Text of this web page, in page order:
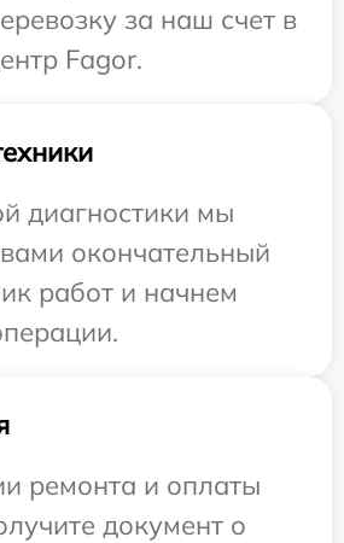
за наш счет в
Fagor.
диагностики мы
окончательный
работ и начнем
ремонта и оплаты
документ о